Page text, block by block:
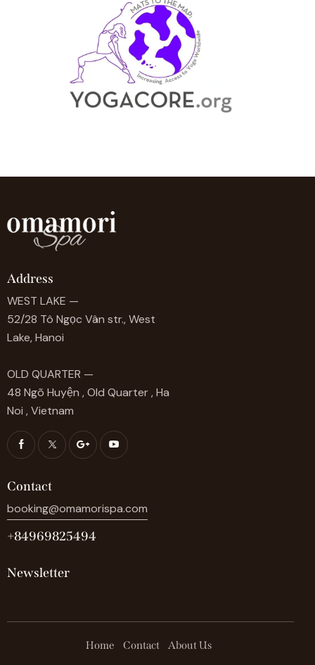
Address
WEST LAKE —
52/28 Tô Ngọc Vân str., West
Lake, Hanoi
OLD QUARTER —
48 Ngõ Huyện , Old Quarter , Ha
Noi , Vietnam
Contact
booking@omamorispa.com
+84969825494
Newsletter
Home Contact About Us